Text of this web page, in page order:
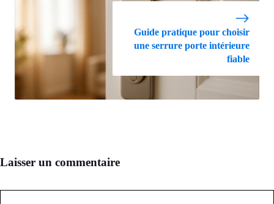
Guide pratique pour choisir
une serrure porte intérieure
fiable
Laisser un commentaire